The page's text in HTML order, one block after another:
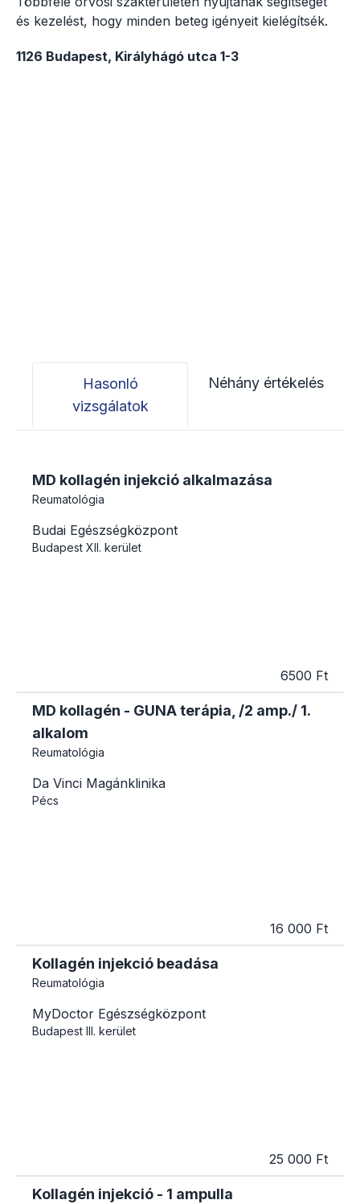
és kezelést, hogy minden beteg igényeit kielégítsék.
1126 Budapest, Királyhágó utca 1-3
Hasonló
vizsgálatok
Néhány értékelés
MD kollagén injekció alkalmazása
Reumatológia
Budai Egészségközpont
Budapest XII. kerület
6500 Ft
MD kollagén - GUNA terápia, /2 amp./ 1.
alkalom
Reumatológia
Da Vinci Magánklinika
Pécs
16 000 Ft
Kollagén injekció beadása
Reumatológia
MyDoctor Egészségközpont
Budapest III. kerület
25 000 Ft
Kollagén injekció - 1 ampulla